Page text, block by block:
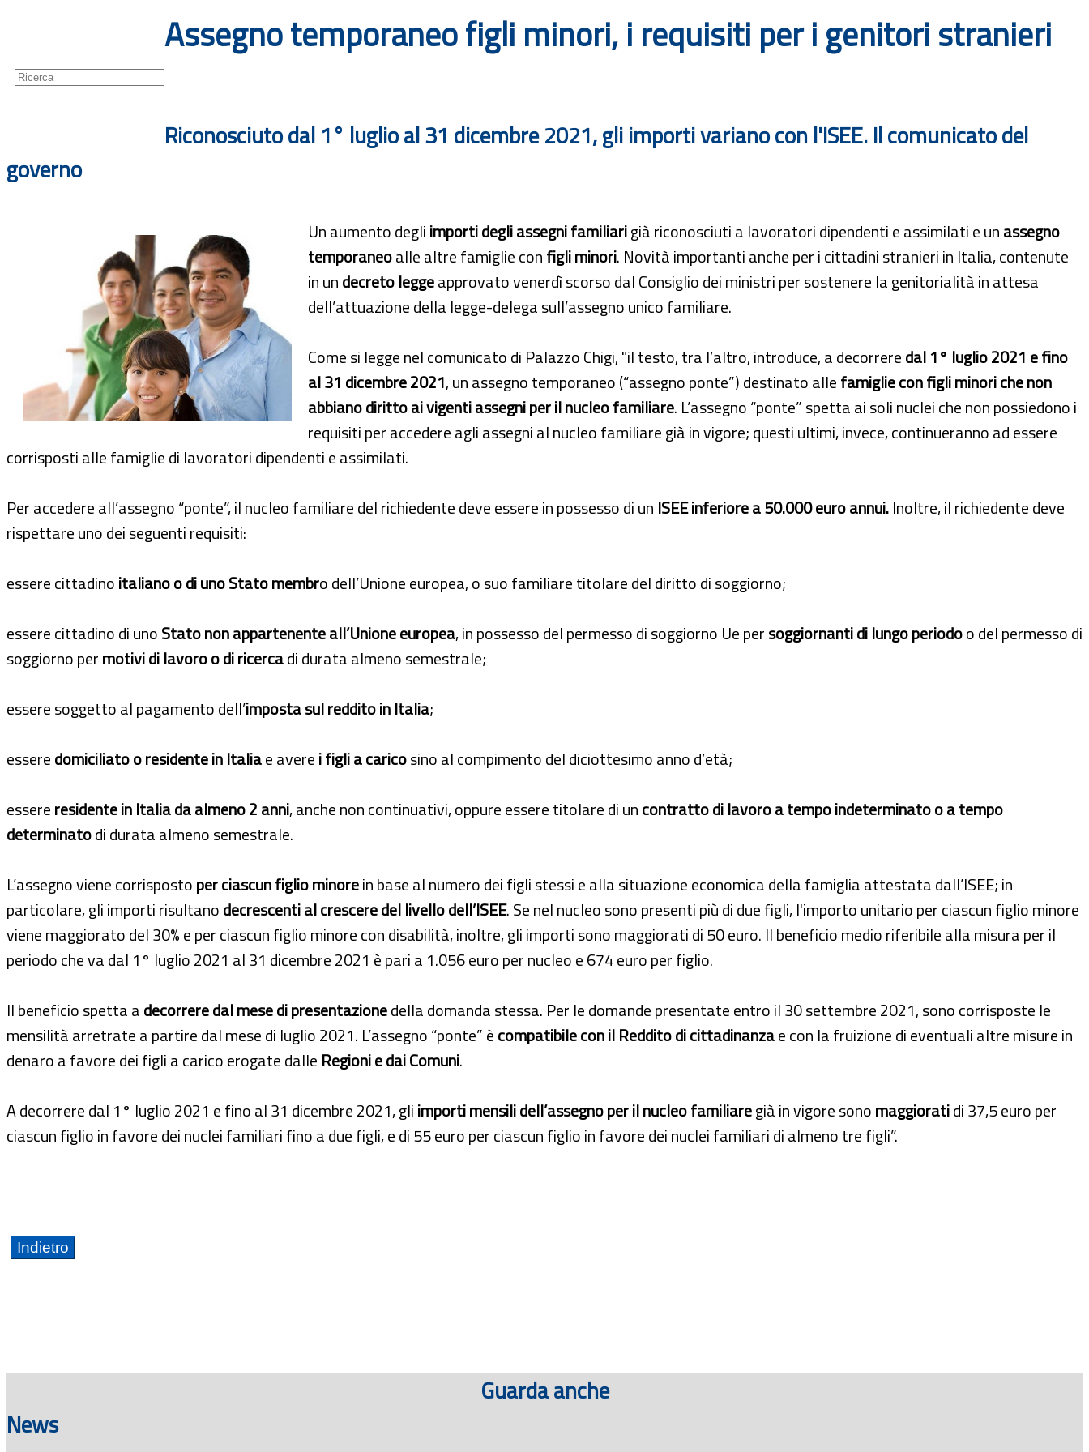
Assegno temporaneo figli minori, i requisiti per i genitori stranieri
Riconosciuto dal 1° luglio al 31 dicembre 2021, gli importi variano con l'ISEE. Il comunicato del
governo
Un aumento degliimporti degli assegni familiarigià riconosciuti a lavoratori dipendenti e assimilati e unassegno
temporaneoalle altre famiglie configli minori. Novità importanti anche per i cittadini stranieri in Italia, contenute
in undecreto leggeapprovato venerdì scorso dal Consiglio dei ministri per sostenere la genitorialità in attesa
dell’attuazione della legge-delega sull’assegno unico familiare.
Come si legge nel comunicato di Palazzo Chigi, "il testo, tra l’altro, introduce, a decorreredal 1° luglio 2021 e fino
al 31 dicembre 2021, un assegno temporaneo (“assegno ponte”) destinato allefamiglie con figli minori che non
abbiano diritto ai vigenti assegni per il nucleo familiare. L’assegno “ponte” spetta ai soli nuclei che non possiedono i
requisiti per accedere agli assegni al nucleo familiare già in vigore; questi ultimi, invece, continueranno ad essere
corrisposti alle famiglie di lavoratori dipendenti e assimilati.
Per accedere all’assegno “ponte”, il nucleo familiare del richiedente deve essere in possesso di un ISEE inferiore a 50.000 euro annui.Inoltre, il richiedente deve
rispettare uno dei seguenti requisiti:
essere cittadinoitaliano o di uno Stato membro dell’Unione europea, o suo familiare titolare del diritto di soggiorno;
essere cittadino di unoStato non appartenente all’Unione europea, in possesso del permesso di soggiorno Ue persoggiornanti di lungo periodoo del permesso di
soggiorno permotivi di lavoro o di ricercadi durata almeno semestrale;
essere soggetto al pagamento dell’imposta sul reddito in Italia;
esseredomiciliato o residente in Italiae averei figli a caricosino al compimento del diciottesimo anno d’età;
essereresidente in Italia da almeno 2 anni, anche non continuativi, oppure essere titolare di uncontratto di lavoro a tempo indeterminato o a tempo
determinatodi durata almeno semestrale.
L’assegno viene corrispostoper ciascun figlio minorein base al numero dei figli stessi e alla situazione economica della famiglia attestata dall’ISEE; in
particolare, gli importi risultanodecrescenti al crescere del livello dell’ISEE. Se nel nucleo sono presenti più di due figli, l'importo unitario per ciascun figlio minore
viene maggiorato del 30% e per ciascun figlio minore con disabilità, inoltre, gli importi sono maggiorati di 50 euro. Il beneficio medio riferibile alla misura per il
periodo che va dal 1° luglio 2021 al 31 dicembre 2021 è pari a 1.056 euro per nucleo e 674 euro per figlio.
Il beneficio spetta adecorrere dal mese di presentazionedella domanda stessa. Per le domande presentate entro il 30 settembre 2021, sono corrisposte le
mensilità arretrate a partire dal mese di luglio 2021. L’assegno “ponte” ècompatibile con il Reddito di cittadinanzae con la fruizione di eventuali altre misure in
denaro a favore dei figli a carico erogate dalle Regioni e dai Comuni.
A decorrere dal 1° luglio 2021 e fino al 31 dicembre 2021, gliimporti mensili dell’assegno per il nucleo familiaregià in vigore sonomaggioratidi 37,5 euro per
ciascun figlio in favore dei nuclei familiari fino a due figli, e di 55 euro per ciascun figlio in favore dei nuclei familiari di almeno tre figli”.
Guarda anche
News